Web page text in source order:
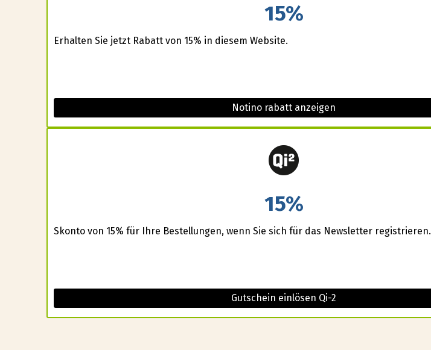
15%
Erhalten Sie jetzt Rabatt von 15% in diesem Website.
Notino rabatt anzeigen
15%
Skonto von 15% für Ihre Bestellungen, wenn Sie sich für das Newsletter registrieren.
Gutschein einlösen Qi-2